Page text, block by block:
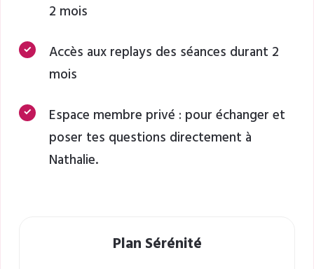
2 mois
Accès aux replays des séances durant 2
mois
Espace membre privé : pour échanger et
poser tes questions directement à
Nathalie.
Plan Sérénité